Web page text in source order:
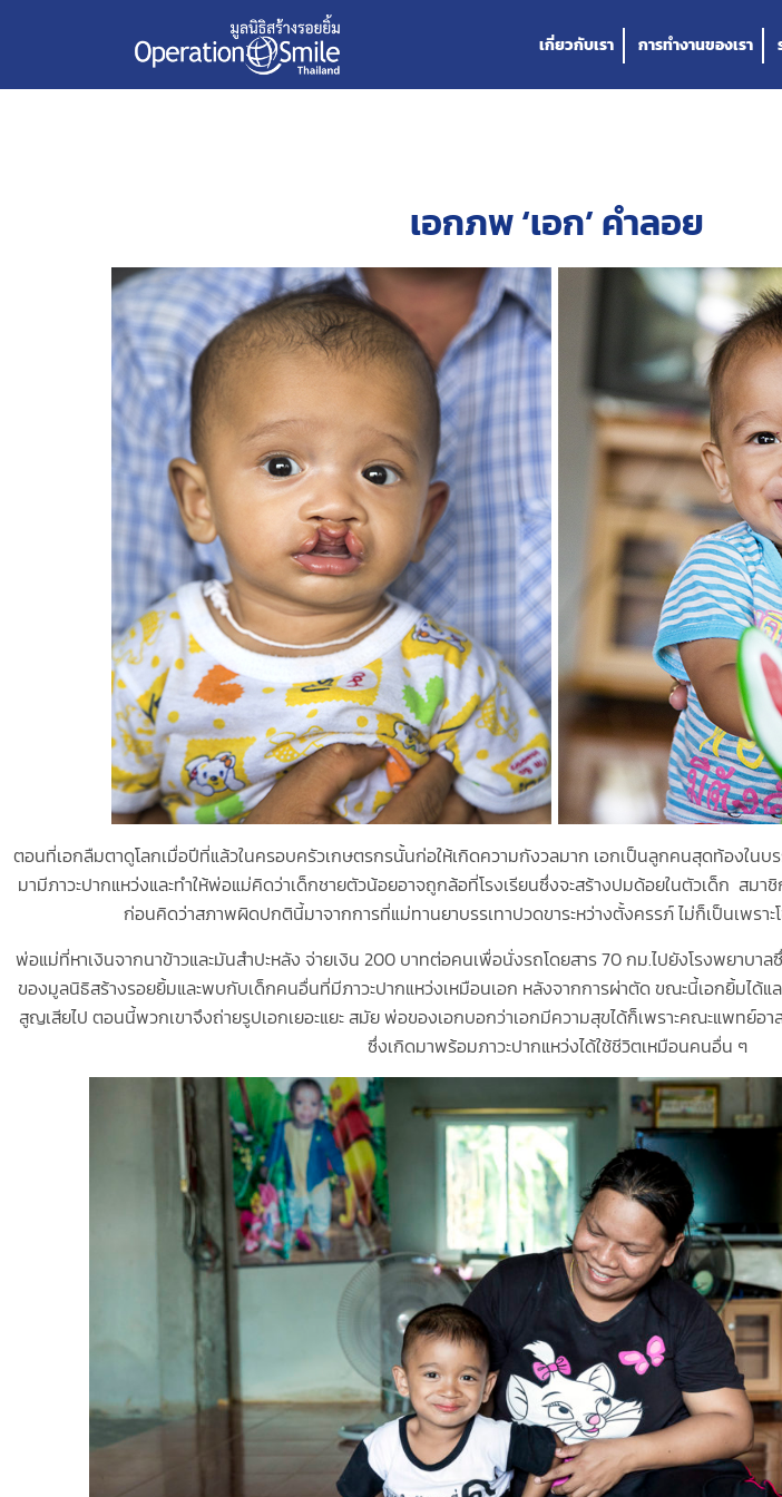
เกี่ยวกับเรา การทำงานของเรา
เอกภพ ‘เอก’ คำลอย
ตอนที่เอกลืมตาดูโลกเมื่อปีที่แล้วในครอบครัวเกษตรกรนั้นก่อให้เกิดความกังวลมาก เอกเป็นลูกคนสุดท้องในบ
มามีภาวะปากแหว่งและทำให้พ่อแม่คิดว่าเด็กชายตัวน้อยอาจถูกล้อที่โรงเรียนซึ่งจะสร้างปมด้อยในตัวเด็ก สม
ก่อนคิดว่าสภาพผิดปกตินี้มาจากการที่แม่ทานยาบรรเทาปวดขาระหว่างตั้งครรภ์ ไม่ก็เป็นเพราะ
พ่อแม่ที่หาเงินจากนาข้าวและมันสำปะหลัง จ่ายเงิน 200 บาทต่อคนเพื่อนั่งรถโดยสาร 70 กม.ไปยังโรงพยาบ
ของมูลนิธิสร้างรอยยิ้มและพบกับเด็กคนอื่นที่มีภาวะปากแหว่งเหมือนเอก หลังจากการผ่าตัด ขณะนี้เอกยิ้มได้แ
สูญเสียไป ตอนนี้พวกเขาจึงถ่ายรูปเอกเยอะแยะ สมัย พ่อของเอกบอกว่าเอกมีความสุขได้ก็เพราะคณะแพทย์อ
ซึ่งเกิดมาพร้อมภาวะปากแหว่งได้ใช้ชีวิตเหมือนคนอื่น ๆ